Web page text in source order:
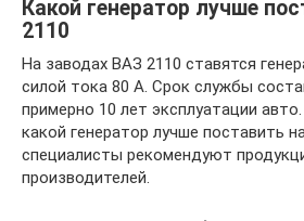
Какой генератор лучше
2110
На заводах ВАЗ 2110 ставятся
силой тока 80 А. Срок службы
примерно 10 лет эксплуатации
какой генератор лучше поставить
специалисты рекомендуют
производителей.